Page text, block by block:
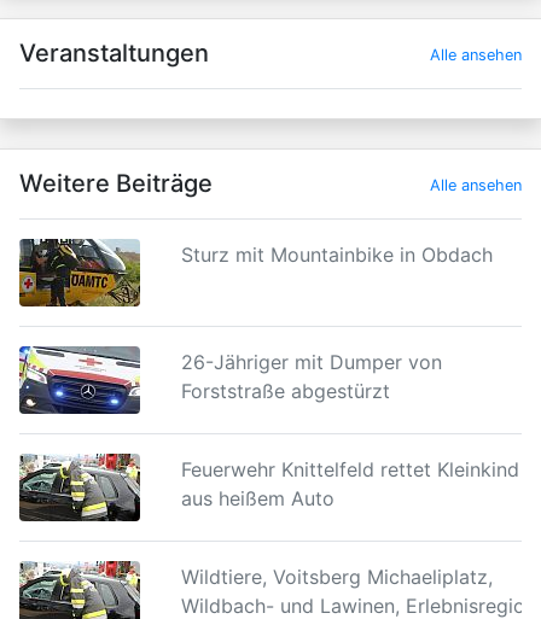
×
Veranstaltungen Alle ansehen
Weitere Beiträge Alle ansehen
Sturz mit Mountainbike in Obdach
26-Jähriger mit Dumper von
Forststraße abgestürzt
Feuerwehr Knittelfeld rettet Kleinkind
aus heißem Auto
Wildtiere, Voitsberg Michaeliplatz,
Wildbach- und Lawinen, Erlebnisregion